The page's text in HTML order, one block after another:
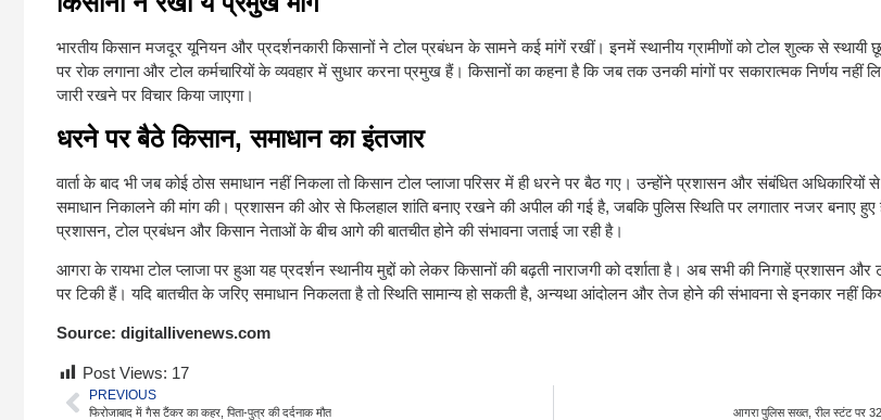
भारतीय किसान मजदूर यूनियन और प्रदर्शनकारी किसानों ने टोल प्रबंधन के सामने कई मांगें रखीं। इनमें स्थानीय ग्रामीणों को टोल शुल्क से
पर रोक लगाना और टोल कर्मचारियों के व्यवहार में सुधार करना प्रमुख हैं। किसानों का कहना है कि जब तक उनकी मांगों पर सकारात्मक निर्णय नहीं
जारी रखने पर विचार किया जाएगा।
धरने पर बैठे किसान, समाधान का इंतजार
वार्ता के बाद भी जब कोई ठोस समाधान नहीं निकला तो किसान टोल प्लाजा परिसर में ही धरने पर बैठ गए। उन्होंने प्रशासन और संबंधित अधिकारियों
समाधान निकालने की मांग की। प्रशासन की ओर से फिलहाल शांति बनाए रखने की अपील की गई है, जबकि पुलिस स्थिति पर लगातार नजर बनाए
प्रशासन, टोल प्रबंधन और किसान नेताओं के बीच आगे की बातचीत होने की संभावना जताई जा रही है।
आगरा के रायभा टोल प्लाजा पर हुआ यह प्रदर्शन स्थानीय मुद्दों को लेकर किसानों की बढ़ती नाराजगी को दर्शाता है। अब सभी की निगाहें प्रशासन और
पर टिकी हैं। यदि बातचीत के जरिए समाधान निकलता है तो स्थिति सामान्य हो सकती है, अन्यथा आंदोलन और तेज होने की संभावना से इनकार नहीं
Source: digitallivenews.com
Post Views: 17
PREVIOUS
फिरोजाबाद में गैस टैंकर का कहर, पिता-पुत्र की दर्दनाक मौत आगरा पुलिस सख्त, रील स्टंट पर